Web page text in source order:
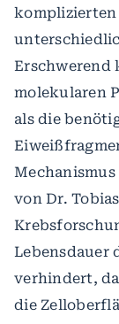
komplizierten
Erschwerend
molekularen
als die
von Dr.
Lebensdauer
verhindert,
die